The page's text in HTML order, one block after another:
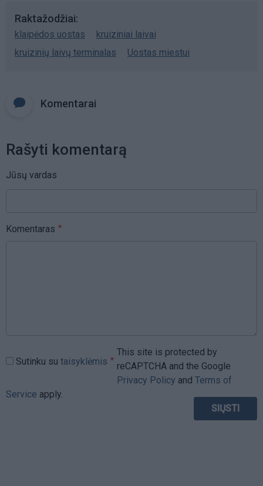
Raktažodžiai
klaipėdos uostas
kruiziniai laivai
kruizinių laivų terminalas
Uostas miestui
Komentarai
Rašyti komentarą
Jūsų vardas
Komentaras
Sutinku su taisyklėmis
This site is protected by
reCAPTCHA and the Google
Privacy Policy and Terms of
Service apply.